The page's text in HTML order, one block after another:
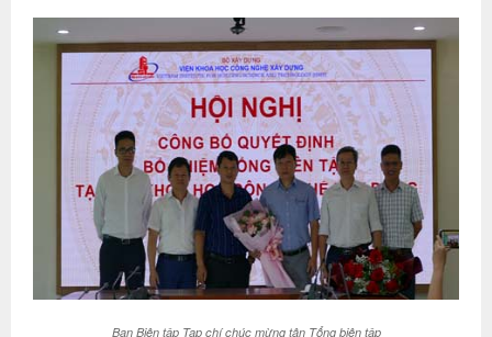
Ban Biên tập Tạp chí chúc mừng tân Tổng biên tập